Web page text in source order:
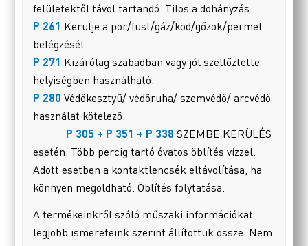
felületektől távol tartandó. Tilos a dohányzás.
P 261 Kerülje a por/füst/gáz/köd/gőzök/permet
belégzését.
P 271 Kizárólag szabadban vagy jól szellőztette
helyiségben használható.
P 280 Védőkesztyű/ védőruha/ szemvédő/ arcvédő
használat kötelező.
P 305 + P 351 + P 338 SZEMBE KERÜLÉS
esetén: Több percig tartó óvatos öblítés vízzel.
Adott esetben a kontaktlencsék eltávolítása, ha
könnyen megoldható. Öblítés folytatása.
A termékeinkről szóló műszaki információkat
legjobb ismereteink szerint állítottuk össze. Nem